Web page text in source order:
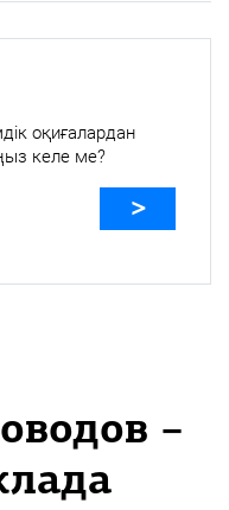
–
оқиғалардан
келе ме?